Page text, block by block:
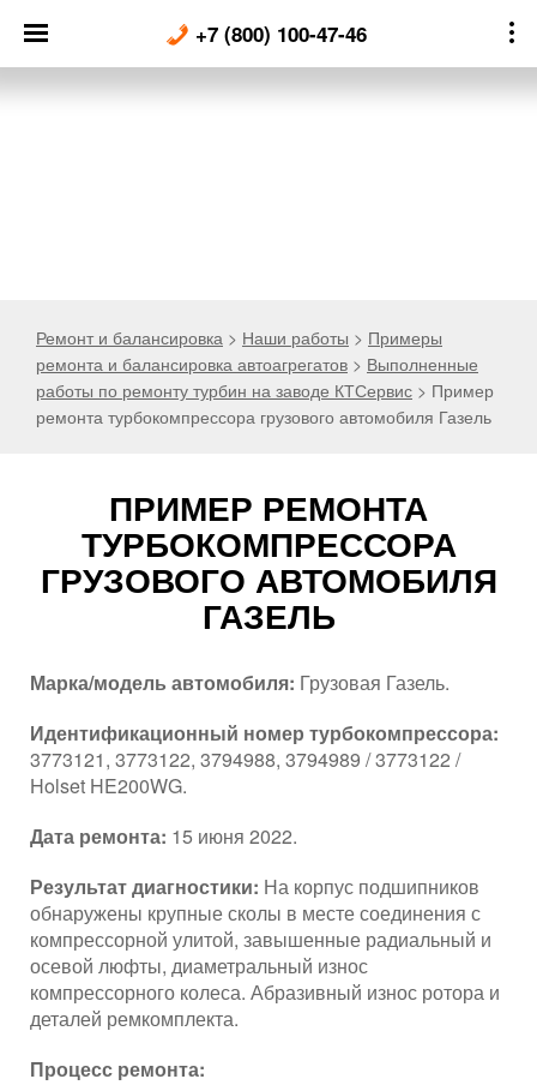
content
+7 (800) 100-47-46
Ремонт и балансировка > Наши работы > Примеры
ремонта и балансировка автоагрегатов > Выполненные
работы по ремонту турбин на заводе КТСервис > Пример
ремонта турбокомпрессора грузового автомобиля Газель
ПРИМЕР РЕМОНТА
ТУРБОКОМПРЕССОРА
ГРУЗОВОГО АВТОМОБИЛЯ
ГАЗЕЛЬ
Марка/модель автомобиля: Грузовая Газель.
Идентификационный номер турбокомпрессора:
3773121, 3773122, 3794988, 3794989 / 3773122 /
Holset HE200WG.
Дата ремонта: 15 июня 2022.
Результат диагностики: На корпус подшипников
обнаружены крупные сколы в месте соединения с
компрессорной улитой, завышенные радиальный и
осевой люфты, диаметральный износ
компрессорного колеса. Абразивный износ ротора и
деталей ремкомплекта.
Процесс ремонта: